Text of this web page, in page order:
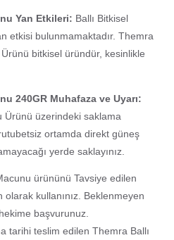
Yan Etkileri: Ballı Bitkisel
etkisi bulunmamaktadır. Themra
bitkisel üründür, kesinlikle
240GR Muhafaza ve Uyarı:
Ürünü üzerindeki saklama
ortamda direkt güneş
yerde saklayınız.
ürününü Tavsiye edilen
olarak kullanınız. Beklenmeyen
başvurunuz.
tarihi teslim edilen Themra Ballı